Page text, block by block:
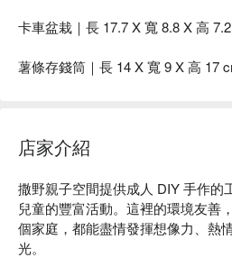
卡車盆栽｜長 17.7 X 寬 8.8 X 高
薯條存錢筒｜長 14 X 寬 9 X 高 17
店家介紹
撒野親子空間提供成人 DIY 手作的
兒童的豐富活動。這裡的環境友善
個家庭，都能盡情發揮想像力、熱
光。